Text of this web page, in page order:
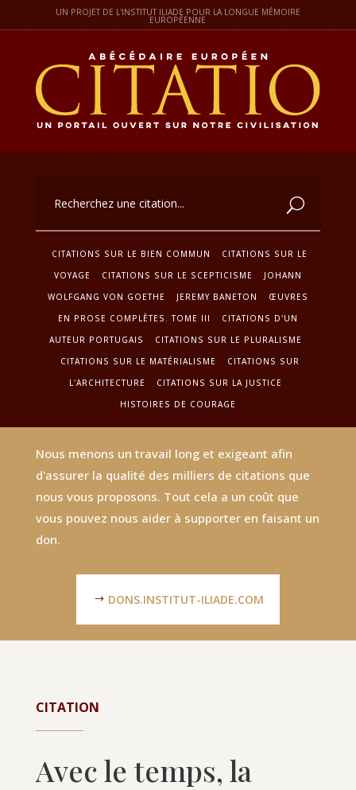
UN PROJET DE L'INSTITUT ILIADE POUR LA LONGUE MÉMOIRE
EUROPÉENNE
CITATIONS SUR LE BIEN COMMUN
CITATIONS SUR LE
VOYAGE
CITATIONS SUR LE SCEPTICISME
JOHANN
WOLFGANG VON GOETHE
JEREMY BANETON
ŒUVRES
EN PROSE COMPLÈTES. TOME III
CITATIONS D'UN
AUTEUR PORTUGAIS
CITATIONS SUR LE PLURALISME
CITATIONS SUR LE MATÉRIALISME
CITATIONS SUR
L'ARCHITECTURE
CITATIONS SUR LA JUSTICE
HISTOIRES DE COURAGE
Nous menons un travail long et exigeant afin
d'assurer la qualité des milliers de citations que
nous vous proposons. Tout cela a un coût que
vous pouvez nous aider à supporter en faisant un
don.
DONS.INSTITUT-ILIADE.COM
CITATION
Avec le temps, la